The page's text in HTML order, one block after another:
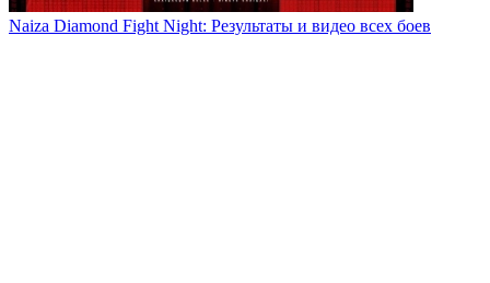
Naiza Diamond Fight Night: Результаты и видео всех боев